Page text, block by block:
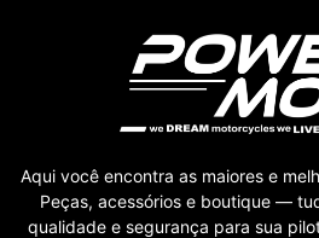
Aqui você encontra as maiores e
Peças, acessórios e boutique —
qualidade e segurança para sua